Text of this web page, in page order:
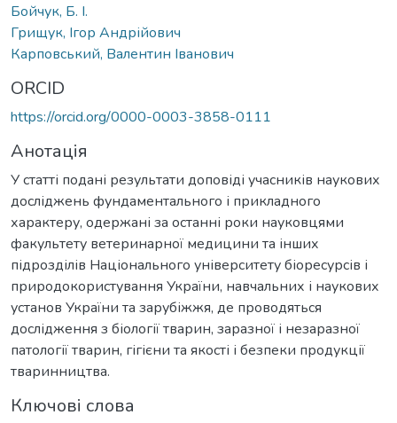
Бойчук, Б. І.
Грищук, Ігор Андрійович
Карповський, Валентин Іванович
ORCID
https://orcid.org/0000-0003-3858-0111
Анотація
У статті подані результати доповіді учасників наукових
досліджень фундаментального і прикладного
характеру, одержані за останні роки науковцями
факультету ветеринарної медицини та інших
підрозділів Національного університету біоресурсів і
природокористування України, навчальних і наукових
установ України та зарубіжжя, де проводяться
дослідження з біології тварин, заразної і незаразної
патології тварин, гігієни та якості і безпеки продукції
тваринництва.
Ключові слова